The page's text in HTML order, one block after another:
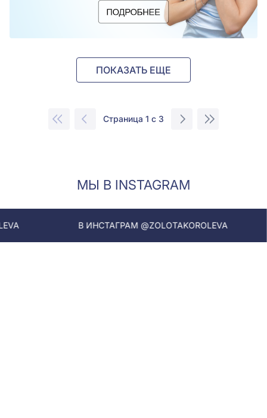
ПОКАЗАТЬ ЕЩЕ
Страница 1 с 3
МЫ В INSTAGRAM
В ИНСТАГРАМ @ZOLOTAKOROLEVA В